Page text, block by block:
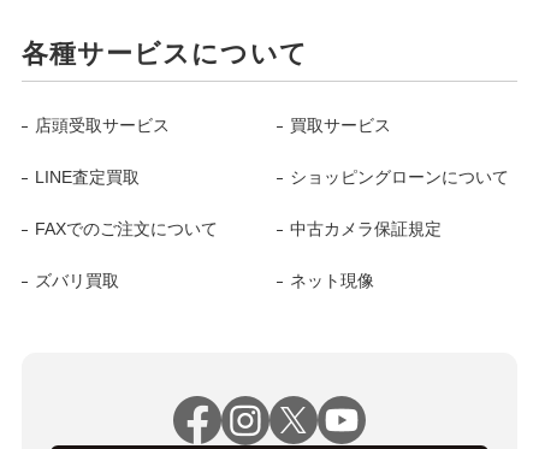
各種サービスについて
店頭受取サービス 買取サービス
LINE査定買取 ショッピングローンについて
FAXでのご注文について 中古カメラ保証規定
ズバリ買取 ネット現像